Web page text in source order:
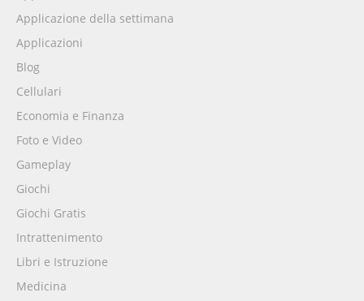
Applicazione della settimana
Applicazioni
Blog
Cellulari
Economia e Finanza
Foto e Video
Gameplay
Giochi
Giochi Gratis
Intrattenimento
Libri e Istruzione
Medicina